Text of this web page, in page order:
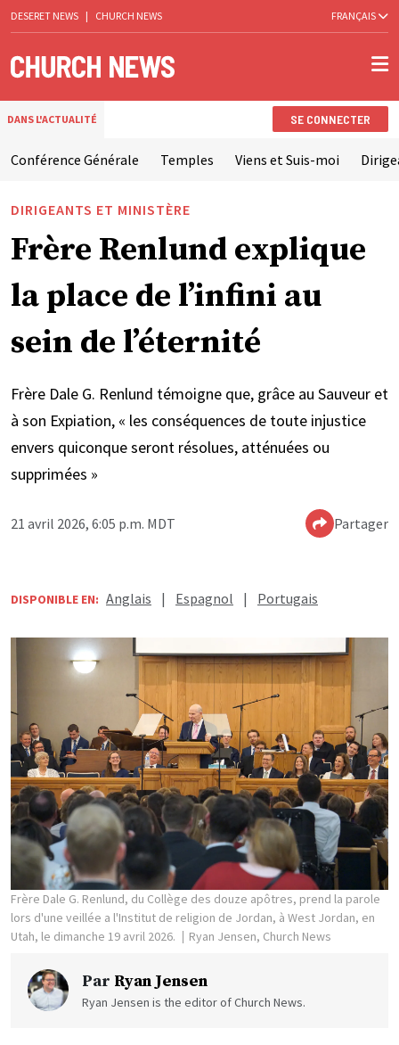
DESERET NEWS | CHURCH NEWS FRANÇAIS
DANS L'ACTUALITÉ SE CONNECTER
Conférence Générale Temples Viens et Suis-moi
DIRIGEANTS ET MINISTÈRE
Frère Renlund explique
la place de l’infini au
sein de l’éternité
Frère Dale G. Renlund témoigne que, grâce au Sauveur et
à son Expiation, « les conséquences de toute injustice
envers quiconque seront résolues, atténuées ou
supprimées »
21 avril 2026, 6:05 p.m. MDT Partager
DISPONIBLE EN: Anglais | Espagnol | Portugais
Frère Dale G. Renlund, du Collège des douze apôtres, prend la parole
lors d'une veillée a l'Institut de religion de Jordan, à West Jordan, en
Utah, le dimanche 19 avril 2026.
Ryan Jensen, Church News
Par Ryan Jensen
Ryan Jensen is the editor of Church News.